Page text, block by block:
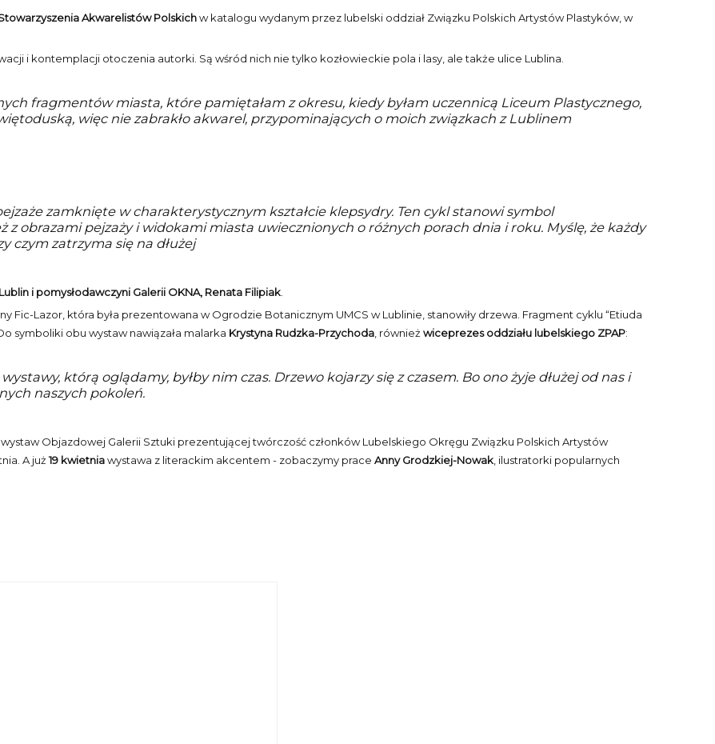
Akwarelistów Polskichw katalogu wydanym przez lubelski oddział Związku Polskich Artystów Plastyków, w
i kontemplacji otoczenia autorki. Są wśród nich nie tylko kozłowieckie pola i lasy, ale także ulice Lublina.
fragmentów miasta, które pamiętałam z okresu, kiedy byłam uczennicą Liceum Plastycznego,
więc nie zabrakło akwarel, przypominających o moich związkach z Lublinem
zamknięte w charakterystycznym kształcie klepsydry. Ten cykl stanowi symbol
z obrazami pejzaży i widokami miasta uwiecznionych o różnych porach dnia i roku. Myślę, że każdy
czym zatrzyma się na dłużej
i pomysłodawczyni Galerii OKNA, Renata Filipiak
Fic-Lazor, która była prezentowana w Ogrodzie Botanicznym UMCS w Lublinie, stanowiły drzewa. Fragment cyklu “Etiuda
symboliki obu wystaw nawiązała malarka Krystyna Rudzka-Przychoda , również wiceprezes oddziału lubelskiego ZPAP:
którą oglądamy, byłby nim czas. Drzewo kojarzy się z czasem. Bo ono żyje dłużej od nas i
naszych pokoleń.
Objazdowej Galerii Sztuki prezentującej twórczość członków Lubelskiego Okręgu Związku Polskich Artystów
A już19 kwietniawystawa z literackim akcentem - zobaczymy prace Anny Grodzkiej-Nowak , ilustratorki popularnych